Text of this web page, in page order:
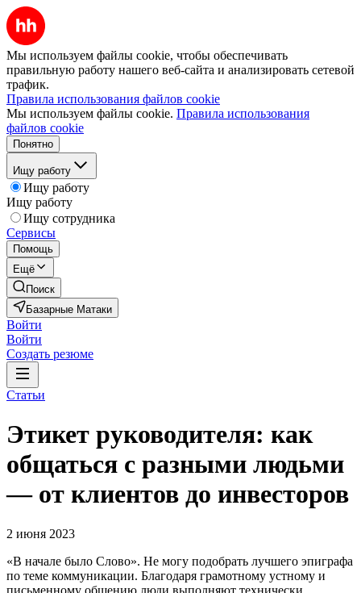
Мы используем файлы cookie, чтобы обеспечивать
правильную работу нашего веб-сайта и анализировать сетевой
трафик.
Правила использования файлов cookie
Мы используем файлы cookie. Правила использования
файлов cookie
Понятно
Ищу работу
Ищу работу
Ищу работу
Ищу сотрудника
Сервисы
Помощь
Ещё
Поиск
Базарные Матаки
Войти
Войти
Создать резюме
Статьи
Этикет руководителя: как
общаться с разными людьми
— от клиентов до инвесторов
2 июня 2023
«В начале было Слово». Не могу подобрать лучшего эпиграфа
по теме коммуникации. Благодаря грамотному устному и
письменному общению люди выполняют технически